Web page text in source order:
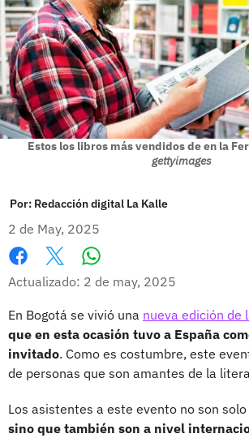
Estos los libros más vendidos de en la
gettyimages
Por: Redacción digital La Kalle
2 de May, 2025
Facebook
X
Actualizado: 2 de may, 2025
En Bogotá se vivió una nueva edición de
que en esta ocasión tuvo a España
invitado. Como es costumbre, este
de personas que son amantes de la
Los asistentes a este evento no son
sino que también son a nivel